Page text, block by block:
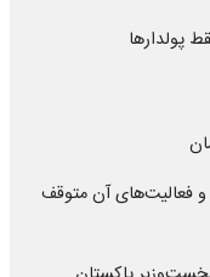
پولدارها
آن متوقف